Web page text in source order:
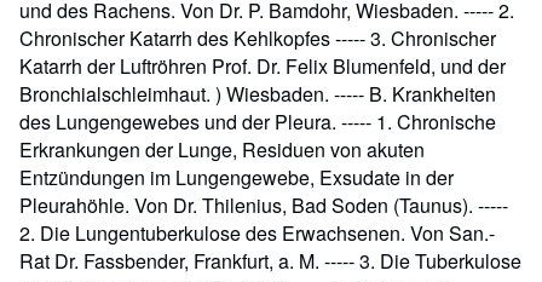
und des Rachens. Von Dr. P. Bamdohr, Wiesbaden. ----- 2.
Chronischer Katarrh des Kehlkopfes ----- 3. Chronischer
Katarrh der Luftröhren Prof. Dr. Felix Blumenfeld, und der
Bronchialschleimhaut. ) Wiesbaden. ----- B. Krankheiten
des Lungengewebes und der Pleura. ----- 1. Chronische
Erkrankungen der Lunge, Residuen von akuten
Entzündungen im Lungengewebe, Exsudate in der
Pleurahöhle. Von Dr. Thilenius, Bad Soden (Taunus). -----
2. Die Lungentuberkulose des Erwachsenen. Von San.-
Rat Dr. Fassbender, Frankfurt, a. M. ----- 3. Die Tuberkulose